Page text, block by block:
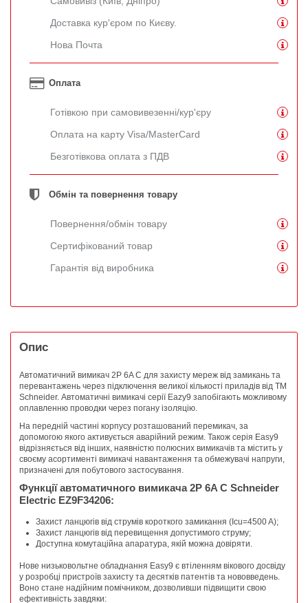
Доставка кур'єром по Києву.
Нова Почта
Оплата
Готівкою при самовивезенні/кур'єру
Оплата на карту Visa/MasterCard
Безготівкова оплата з ПДВ
Обмін та повернення товару
Повернення/обмін товару
Сертифікований товар
Гарантія від виробника
Опис
Автоматичний вимикач 2P 6A C для захисту мереж від замикань та
перевантажень через підключення великої кількості приладів від ТМ
Schneider. Автоматичні вимикачі серії Eazy9 запобігають можливому
оплавленню проводки через погану ізоляцію.
На передній частині корпусу розташований перемикач, за
допомогою якого активується аварійний режим. Також серія Easy9
відрізняється від інших, наявністю полюсних вимикачів та містить у
своєму асортименті вимикачі навантаження та обмежувачі напруги,
призначені для побутового застосування.
Функції автоматичного вимикача 2P 6A C Schneider
Electric EZ9F34206:
Захист ланцюгів від струмів короткого замикання (Ісu=4500 A);
Захист ланцюгів від перевищення допустимого струму;
Доступна комутаційна апаратура, якій можна довіряти.
Нове низьковольтне обладнання Easy9 є втіленням вікового досвіду
у розробці пристроїв захисту та десятків патентів та нововведень.
Воно стане надійним помічником, дозволивши підвищити свою
ефективність завдяки: